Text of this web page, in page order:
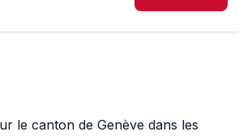
le canton de Genève dans les